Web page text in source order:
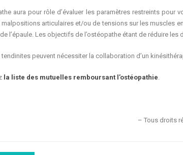
aura pour rôle d’évaluer les paramètres restreints
articulaires et/ou de tensions sur les muscles
l’épaule. Les objectifs de l’ostéopathe étant de réduire
tendinites peuvent nécessiter la collaboration d’un
la liste des mutuelles remboursant l’ostéopathie.
– Tous droits